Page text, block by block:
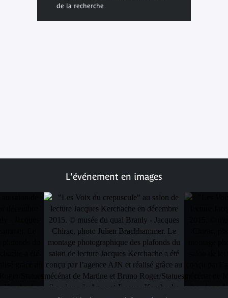
de la recherche
L'événement en images